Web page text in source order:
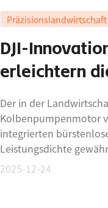
Präzisionslandwirtschaft
DJI-
erleichtern
Der in der
Kolbenpumpenmotor
integrierten
Leistungsdichte
Schutzleistung des
2025-12-24